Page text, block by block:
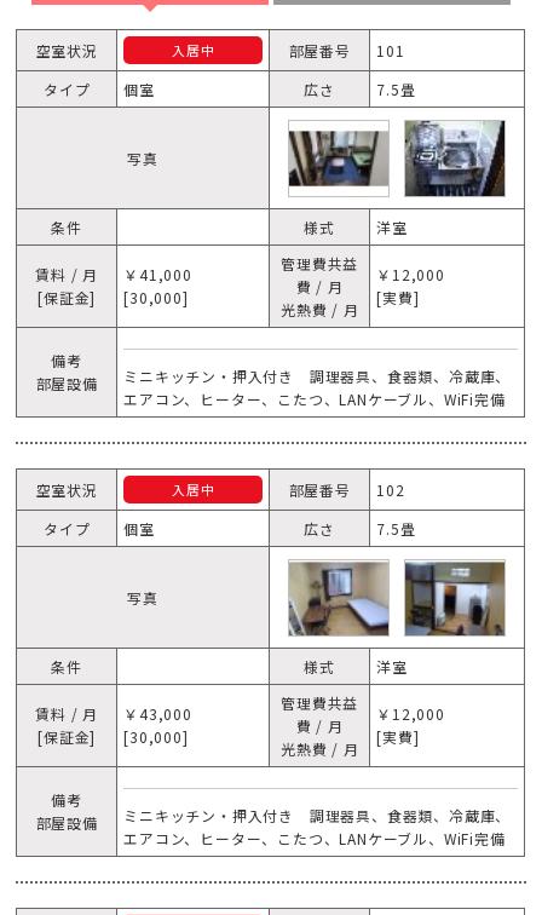
空室状況 入居中 部屋番号
101
タイプ
個室 広さ 7.5畳
写真
条件 様式 洋室
賃料 / 月
[保証金]
￥41,000
[30,000]
管理費共益
費 / 月
光熱費 / 月
￥12,000
[実費]
備考
部屋設備
ミニキッチン・押入付き 調理器具、食器類、冷蔵庫、
エアコン、ヒーター、こたつ、LANケーブル、WiFi完備
空室状況 入居中 部屋番号
102
タイプ
個室 広さ 7.5畳
写真
条件 様式 洋室
賃料 / 月
[保証金]
￥43,000
[30,000]
管理費共益
費 / 月
光熱費 / 月
￥12,000
[実費]
備考
部屋設備
ミニキッチン・押入付き 調理器具、食器類、冷蔵庫、
エアコン、ヒーター、こたつ、LANケーブル、WiFi完備